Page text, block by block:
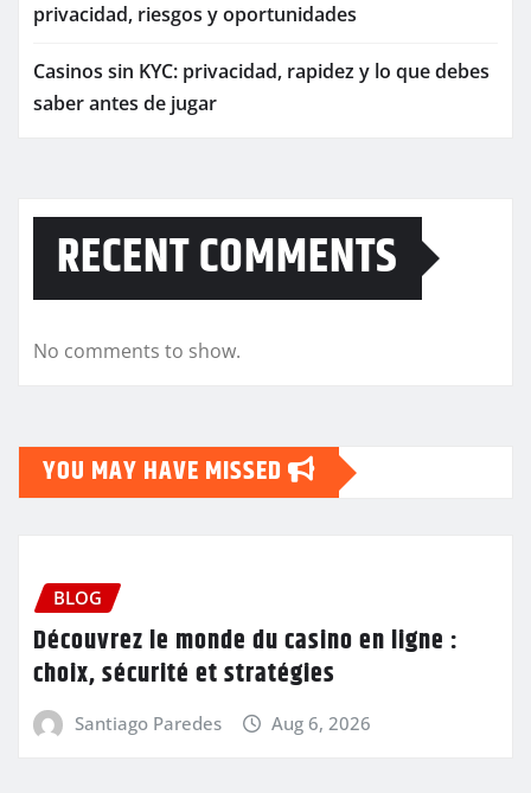
privacidad, riesgos y oportunidades
Casinos sin KYC: privacidad, rapidez y lo que debes
saber antes de jugar
RECENT COMMENTS
No comments to show.
YOU MAY HAVE MISSED
BLOG
Découvrez le monde du casino en ligne :
choix, sécurité et stratégies
Santiago Paredes Aug 6, 2026